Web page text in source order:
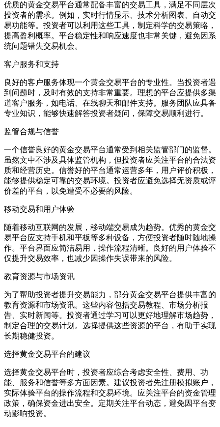
优质的黄金交易平台通常配备丰富的交易工具，满足不同层次
投资者的需求。例如，实时行情显示、技术分析图表、自动交
易功能等。投资者可以利用这些工具，制定科学的交易策略，
提高盈利概率。平台稳定性和响应速度也非常关键，避免因系
统问题错失交易机会。
客户服务和支持
良好的客户服务体现一个黄金交易平台的专业性。当投资者遇
到问题时，及时有效的支持非常重要。理想的平台应提供多渠
道客户服务，如电话、在线聊天和邮件支持。服务团队应具备
专业知识，能够快速解答投资者疑问，保障交易顺利进行。
监管合规与信誉
一个信誉良好的黄金交易平台通常受到相关监管部门的监督。
虽然文中不涉及具体监管机构，但投资者应关注平台的合法资
质和经营历史。信誉好的平台通常运营多年，用户评价积极，
能够提供稳定可靠的交易环境。投资者应避免选择无资质或评
价差的平台，以免遭受不必要的风险。
移动交易和用户体验
随着移动互联网的发展，移动端交易成为趋势。优秀的黄金交
易平台应支持手机和平板等多种设备，方便投资者随时随地操
作。平台界面应简洁易用，操作流程清晰。良好的用户体验不
仅提升交易效率，也减少因操作失误带来的风险。
教育资源与市场资讯
为了帮助投资者提升交易能力，部分黄金交易平台提供丰富的
教育资源和市场资讯。这些内容包括交易教程、市场分析报
告、实时新闻等。投资者通过学习可以更好地理解市场趋势，
制定合理的交易计划。选择提供这些资源的平台，有助于实现
长期稳健投资。
选择黄金交易平台的建议
选择黄金交易平台时，投资者应综合考虑安全性、费用、功
能、服务和信誉等多方面因素。建议投资者先注册模拟账户，
实际体验平台的操作流程和交易环境。应关注平台的资金管理
政策，确保资金进出安全。定期关注平台动态，避免因平台变
动影响投资。